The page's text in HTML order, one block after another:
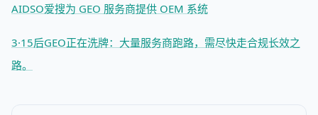
AIDSO爱搜为 GEO 服务商提供 OEM 系统
3·15后GEO正在洗牌：大量服务商跑路，需尽快走合规长效之
路。